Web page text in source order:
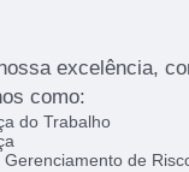
excelência,
como:
do Trabalho
de